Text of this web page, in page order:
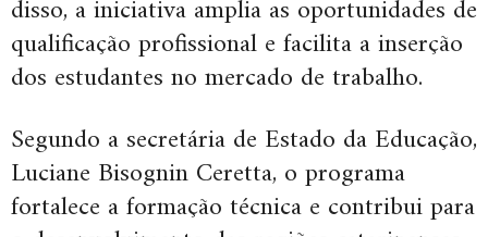
disso, a iniciativa amplia as oportunidades de
qualificação profissional e facilita a inserção
dos estudantes no mercado de trabalho.
Segundo a secretária de Estado da Educação,
Luciane Bisognin Ceretta, o programa
fortalece a formação técnica e contribui para